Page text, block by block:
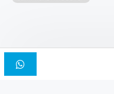
Copyright © 2025, Albiser